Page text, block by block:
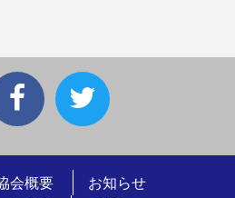
会概要
お知らせ